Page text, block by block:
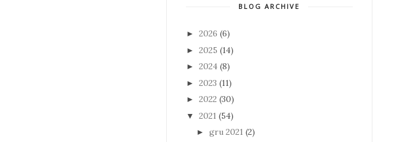
BLOG ARCHIVE
► 2026 (6)
► 2025 (14)
► 2024 (8)
► 2023 (11)
► 2022 (30)
▼ 2021 (54)
► gru 2021 (2)